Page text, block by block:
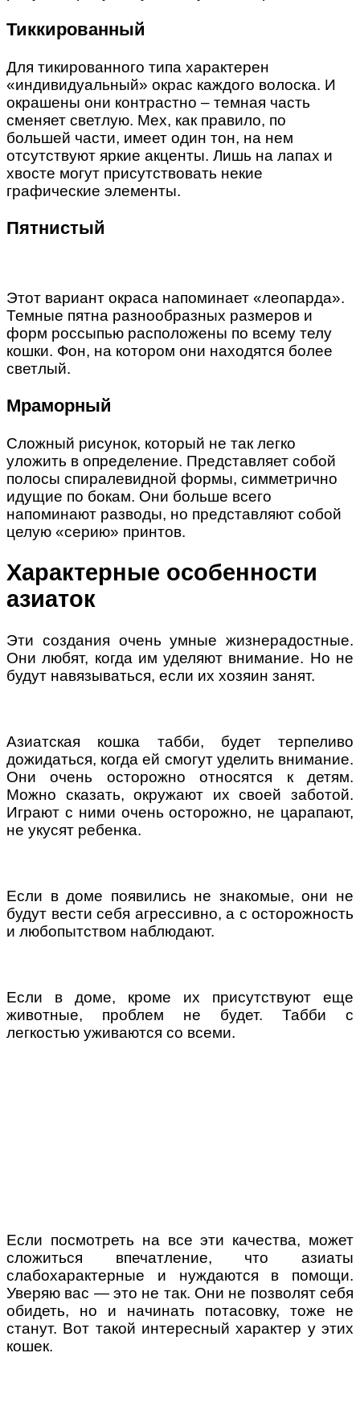
Тиккированный
Для тикированного типа характерен
«индивидуальный» окрас каждого волоска. И
окрашены они контрастно – темная часть
сменяет светлую. Мех, как правило, по
большей части, имеет один тон, на нем
отсутствуют яркие акценты. Лишь на лапах и
хвосте могут присутствовать некие
графические элементы.
Пятнистый
Этот вариант окраса напоминает «леопарда».
Темные пятна разнообразных размеров и
форм россыпью расположены по всему телу
кошки. Фон, на котором они находятся более
светлый.
Мраморный
Сложный рисунок, который не так легко
уложить в определение. Представляет собой
полосы спиралевидной формы, симметрично
идущие по бокам. Они больше всего
напоминают разводы, но представляют собой
целую «серию» принтов.
Характерные особенности
азиаток
Эти создания очень умные жизнерадостные.
Они любят, когда им уделяют внимание. Но не
будут навязываться, если их хозяин занят.
Азиатская кошка табби, будет терпеливо
дожидаться, когда ей смогут уделить внимание.
Они очень осторожно относятся к детям.
Можно сказать, окружают их своей заботой.
Играют с ними очень осторожно, не царапают,
не укусят ребенка.
Если в доме появились не знакомые, они не
будут вести себя агрессивно, а с осторожность
и любопытством наблюдают.
Если в доме, кроме их присутствуют еще
животные, проблем не будет. Табби с
легкостью уживаются со всеми.
Если посмотреть на все эти качества, может
сложиться впечатление, что азиаты
слабохарактерные и нуждаются в помощи.
Уверяю вас — это не так. Они не позволят себя
обидеть, но и начинать потасовку, тоже не
станут. Вот такой интересный характер у этих
кошек.